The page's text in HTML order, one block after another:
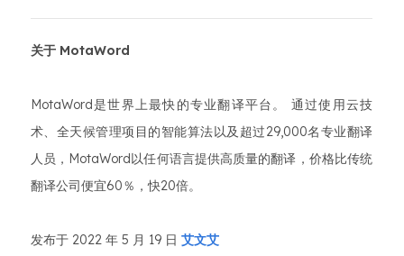
关于 MotaWord
MotaWord是世界上最快的专业翻译平台。 通过使用云技
术、全天候管理项目的智能算法以及超过29,000名专业翻译
人员，MotaWord以任何语言提供高质量的翻译，价格比传统
翻译公司便宜60％，快20倍。
发布于 2022 年 5 月 19 日 艾文艾